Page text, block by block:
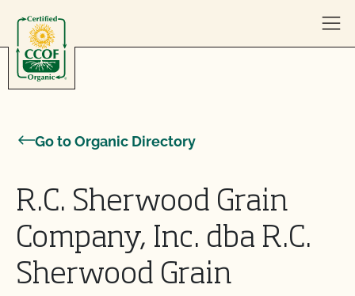
Go to Organic Directory
R.C. Sherwood Grain
Company, Inc. dba R.C.
Sherwood Grain